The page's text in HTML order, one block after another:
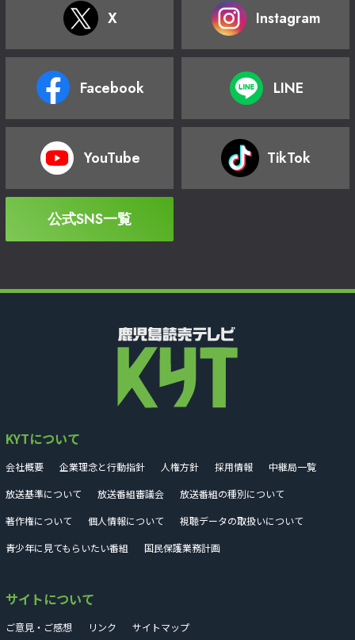
X Instagram
Facebook LINE
YouTube TikTok
公式SNS一覧
KYTについて
会社概要 企業理念と行動指針 人権方針 採用情報
中継局一覧
放送基準について
放送番組審議会
放送番組の種別について
著作権について
個人情報について
視聴データの取扱いについて
青少年に見てもらいたい番組
国民保護業務計画
サイトについて
ご意見・ご感想 リンク サイトマップ